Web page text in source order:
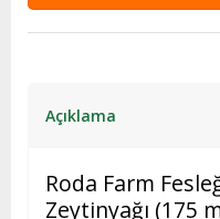
Açıklama
Roda Farm
Zeytinyağı (175